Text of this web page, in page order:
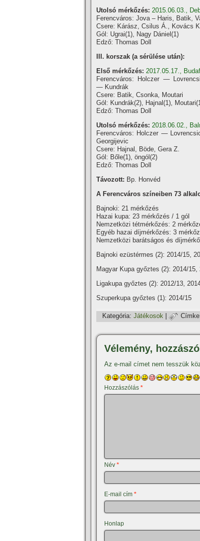
Utolsó mérkőzés: 2015.06.03.,
Ferencváros: Jova – Haris, Batik,
Csere: Kárász, Csilus Á., Kovács
Gól: Ugrai(1), Nagy Dániel(1)
Edző: Thomas Doll
III. korszak (a sérülése után):
Első mérkőzés: 2017.05.17.,
Ferencváros: Holczer —
— Kundrák
Csere: Batik, Csonka, Moutari
Gól: Kundrák(2), Hajnal(1),
Edző: Thomas Doll
Utolsó mérkőzés: 2018.06.02.,
Ferencváros: Holczer —
Georgijevic
Csere: Hajnal, Böde, Gera Z.
Gól: Bőle(1), öngól(2)
Edző: Thomas Doll
Távozott: Bp. Honvéd
A Ferencváros szí­neiben 73
Bajnoki: 21 mérkőzés
Hazai kupa: 23 mérkőzés / 1 gól
Nemzetközi tétmérkőzés: 2
Egyéb hazai dí­jmérkőzés: 3
Nemzetközi barátságos és
Bajnoki ezüstérmes (2): 2014/15,
Magyar Kupa győztes (2): 2014/15,
Ligakupa győztes (2): 2012/13,
Szuperkupa győztes (1): 2014/15
Kategória: Játékosok
Vélemény,
Az e-mail címet nem tesszük
Hozzászólás *
Név *
E-mail cím *
Honlap